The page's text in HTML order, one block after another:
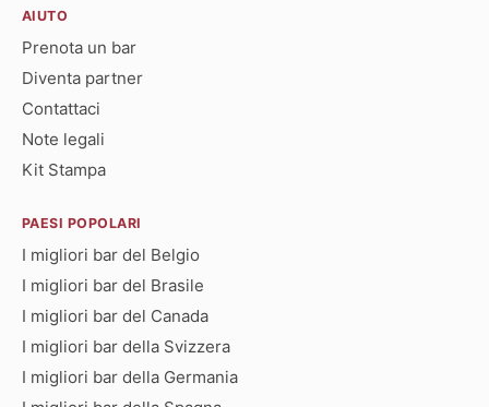
AIUTO
Prenota un bar
Diventa partner
Contattaci
Note legali
Kit Stampa
PAESI POPOLARI
I migliori bar del Belgio
I migliori bar del Brasile
I migliori bar del Canada
I migliori bar della Svizzera
I migliori bar della Germania